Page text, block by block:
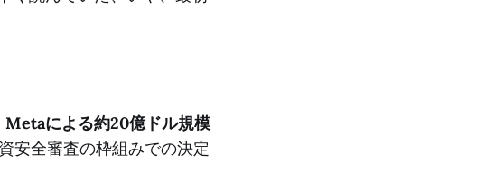
Metaによる約20億ドル規模
安全審査の枠組みでの決定